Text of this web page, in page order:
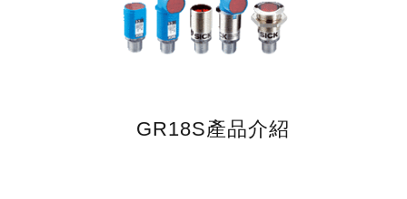
GR18S產品介紹